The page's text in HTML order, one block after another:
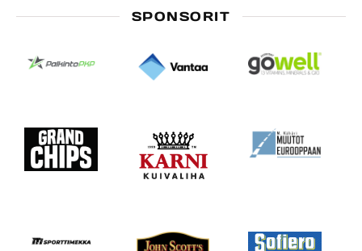
SPONSORIT